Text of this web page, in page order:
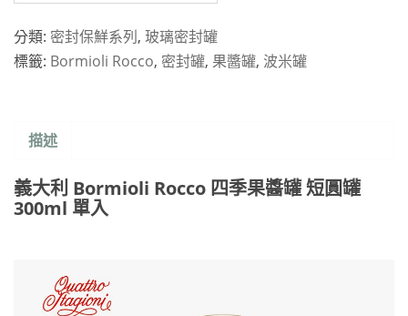
分類: 密封保鮮系列, 玻璃密封罐
標籤: Bormioli Rocco, 密封罐, 果醬罐, 波米罐
描述
義大利 Bormioli Rocco 四季果醬罐 短圓罐
300ml 單入